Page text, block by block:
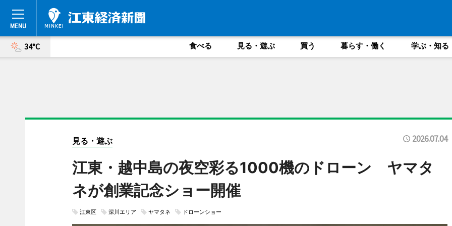
34°C 食べる 見る・遊ぶ 買う 暮らす・働く 学ぶ・知る
見る・遊ぶ 2026.07.04
江東・越中島の夜空彩る1000機のドローン ヤマタ
ネが創業記念ショー開催
江東区 深川エリア ヤマタネ ドローンショー